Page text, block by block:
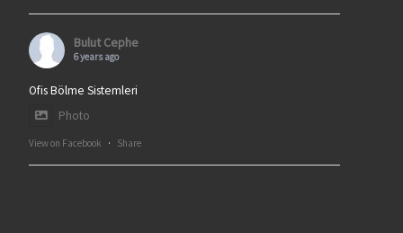
Bulut Cephe
6 years ago
Ofis Bölme Sistemleri
Photo
View on Facebook · Share